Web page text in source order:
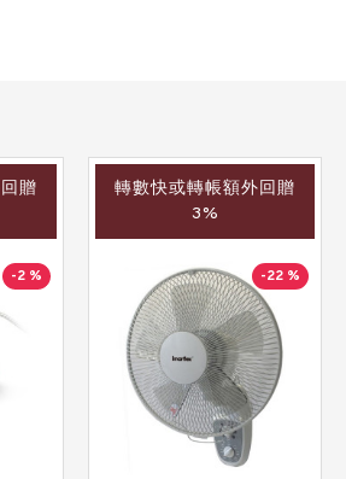
贈
-2 %
轉數快或轉帳額外回贈
3%
-22 %